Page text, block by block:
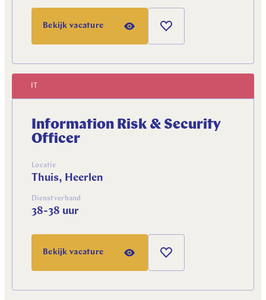
Bekijk vacature
Information Risk & Security
Officer
Locatie
Thuis, Heerlen
Dienstverband
38-38 uur
Bekijk vacature